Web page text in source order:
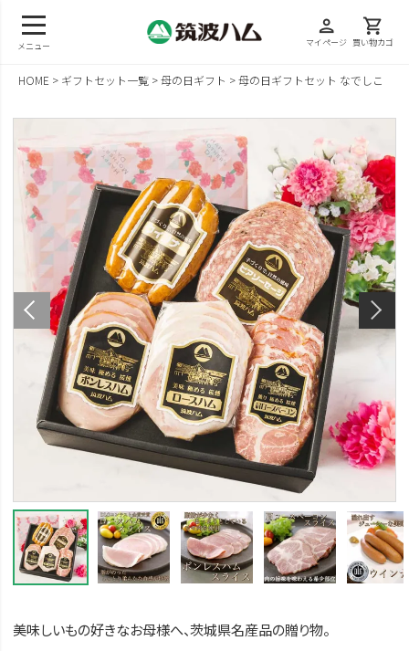
メニュー
person
マイページ
shopping_cart
買い物カゴ
HOME ギフトセット一覧 母の日ギフト 母の日ギフトセット なでしこ
美味しいもの好きなお母様へ、茨城県名産品の贈り物。